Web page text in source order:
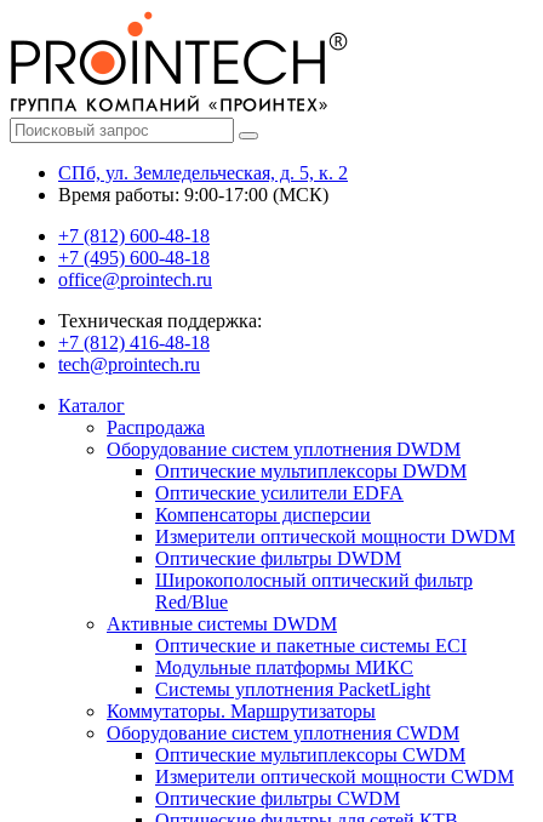
СПб, ул. Земледельческая, д. 5, к. 2
Время работы: 9:00-17:00 (МСК)
+7 (812) 600-48-18
+7 (495) 600-48-18
office@prointech.ru
Техническая поддержка:
+7 (812) 416-48-18
tech@prointech.ru
Каталог
Распродажа
Оборудование систем уплотнения DWDM
Оптические мультиплексоры DWDM
Оптические усилители EDFA
Компенсаторы дисперсии
Измерители оптической мощности DWDM
Оптические фильтры DWDM
Широкополосный оптический фильтр
Red/Blue
Активные системы DWDM
Оптические и пакетные системы ECI
Модульные платформы МИКС
Системы уплотнения PacketLight
Коммутаторы. Маршрутизаторы
Оборудование систем уплотнения CWDM
Оптические мультиплексоры CWDM
Измерители оптической мощности CWDM
Оптические фильтры CWDM